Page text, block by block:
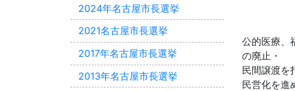
公的医療、
の廃止・
民間譲渡を
民営化を進
2024年名古屋市長選挙
2021名古屋市長選挙
2017年名古屋市長選挙
2013年名古屋市長選挙